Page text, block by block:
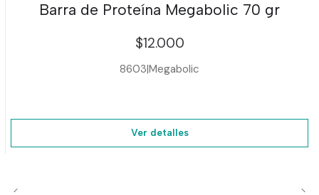
Barra de Proteína Megabolic 70 gr
$12.000
8603|Megabolic
Ver detalles